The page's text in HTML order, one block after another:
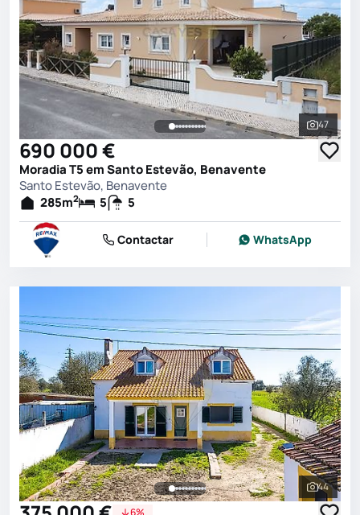
Ver
47
690 000 €
Moradia T5 em Santo Estevão, Benavente
Santo Estevão, Benavente
285m2 5 5
Contactar WhatsApp
Ver
44
6%